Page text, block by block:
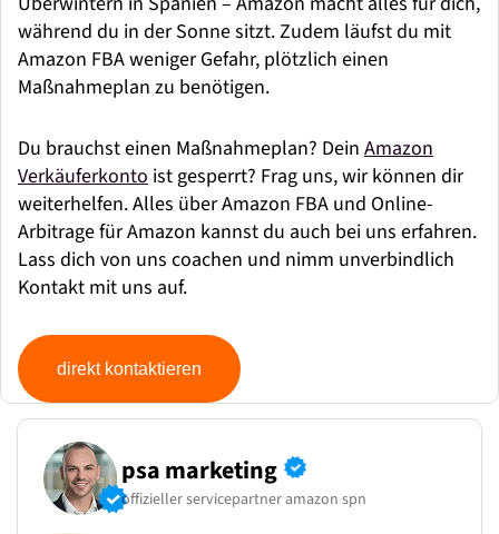
während du in der Sonne sitzt. Zudem läufst du mit
Amazon FBA weniger Gefahr, plötzlich einen
Maßnahmeplan zu benötigen.
Du brauchst einen Maßnahmeplan? Dein Amazon
Verkäuferkonto ist gesperrt? Frag uns, wir können dir
weiterhelfen. Alles über Amazon FBA und Online-
Arbitrage für Amazon kannst du auch bei uns erfahren.
Lass dich von uns coachen und nimm unverbindlich
Kontakt mit uns auf.
direkt kontaktieren
psa marketing
offizieller servicepartner amazon spn